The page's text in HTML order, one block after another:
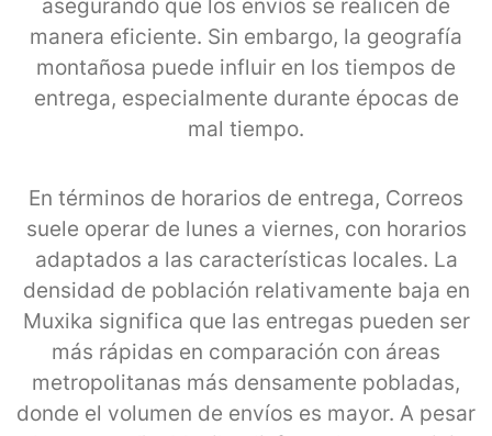
asegurando que los envíos se realicen de
manera eficiente. Sin embargo, la geografía
montañosa puede influir en los tiempos de
entrega, especialmente durante épocas de
mal tiempo.
En términos de horarios de entrega, Correos
suele operar de lunes a viernes, con horarios
adaptados a las características locales. La
densidad de población relativamente baja en
Muxika significa que las entregas pueden ser
más rápidas en comparación con áreas
metropolitanas más densamente pobladas,
donde el volumen de envíos es mayor. A pesar